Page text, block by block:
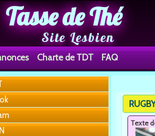
Tasse de Thé
Site Lesbien
Charte de TDT FAQ
You are
Texte